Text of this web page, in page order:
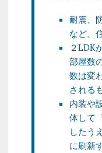
耐震、
など、
２LDK
部屋数
数は変
される
内装や
体して
したう
に刷新